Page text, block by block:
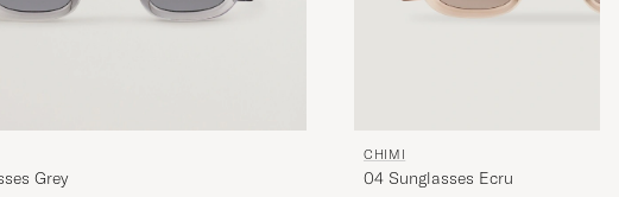
Grey
CHIMI
04 Sunglasses Ecru